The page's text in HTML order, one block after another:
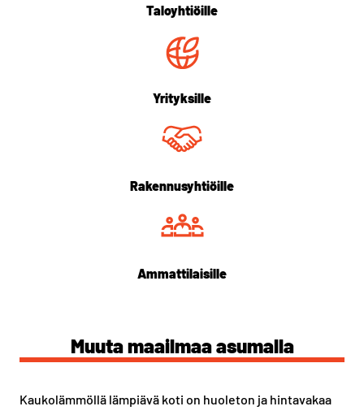
Taloyhtiöille
Yrityksille
Rakennusyhtiöille
Ammattilaisille
Muuta maailmaa asumalla
Kaukolämmöllä lämpiävä koti on huoleton ja hintavakaa